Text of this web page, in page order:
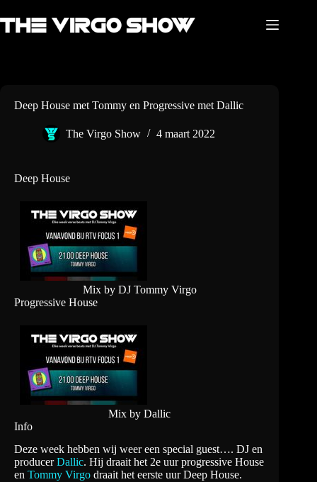
naar
de
Deep House met Tommy en Progressive met Dallic
The Virgo Show 4 maart 2022
Deep House
Mix by DJ Tommy Virgo
Progressive House
Mix by Dallic
Info
Deze week hebben wij weer een special guest…. DJ en
producerDallic. Hij draait het 2e uur progressive House
en Tommy Virgo draait het eerste uur Deep House.